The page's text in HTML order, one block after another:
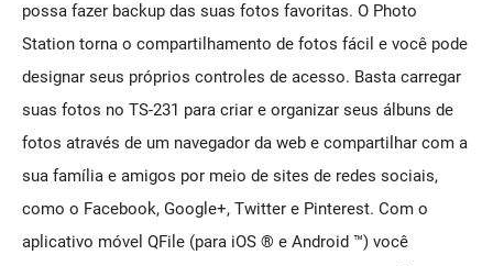
possa fazer backup das suas fotos favoritas. O Photo
Station torna o compartilhamento de fotos fácil e você pode
designar seus próprios controles de acesso. Basta carregar
suas fotos no TS-231 para criar e organizar seus álbuns de
fotos através de um navegador da web e compartilhar com a
sua família e amigos por meio de sites de redes sociais,
como o Facebook, Google+, Twitter e Pinterest. Com o
aplicativo móvel QFile (para iOS ® e Android ™) você